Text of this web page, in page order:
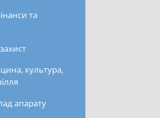
та
культура,
апарату